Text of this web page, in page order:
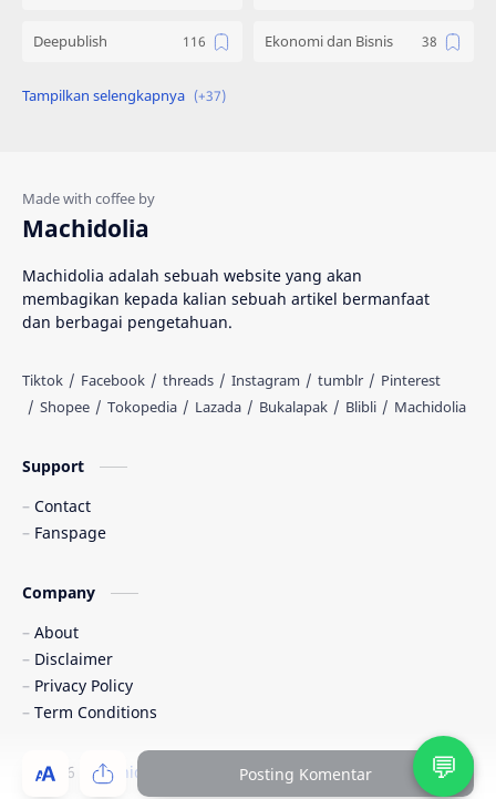
Posting Komentar
Deepublish Ekonomi dan Bisnis
Engineering
Islam Katalog
Knowledge Komik
Muhasabah
Promo
Renebook
Science Sosial Politik
Machidolia
Machidolia adalah sebuah website yang akan
membagikan kepada kalian sebuah artikel bermanfaat
dan berbagai pengetahuan.
Support
Contact
Fanspage
Company
About
Disclaimer
Privacy Policy
Term Conditions
©2026 Machidolia . All rights reserved. 💬